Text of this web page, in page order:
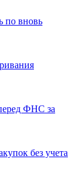
по вновь
ФНС за
без учета